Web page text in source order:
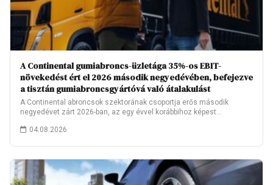
A Continental gumiabroncs-üzletága 35%-os EBIT-
növekedést ért el 2026 második negyedévében, befejezve
a tisztán gumiabroncsgyártóvá való átalakulást
A Continental abroncsok szektorának csoportja erős második
negyedévet zárt 2026-ban, az egy évvel korábbihoz képest…
04.08.2026